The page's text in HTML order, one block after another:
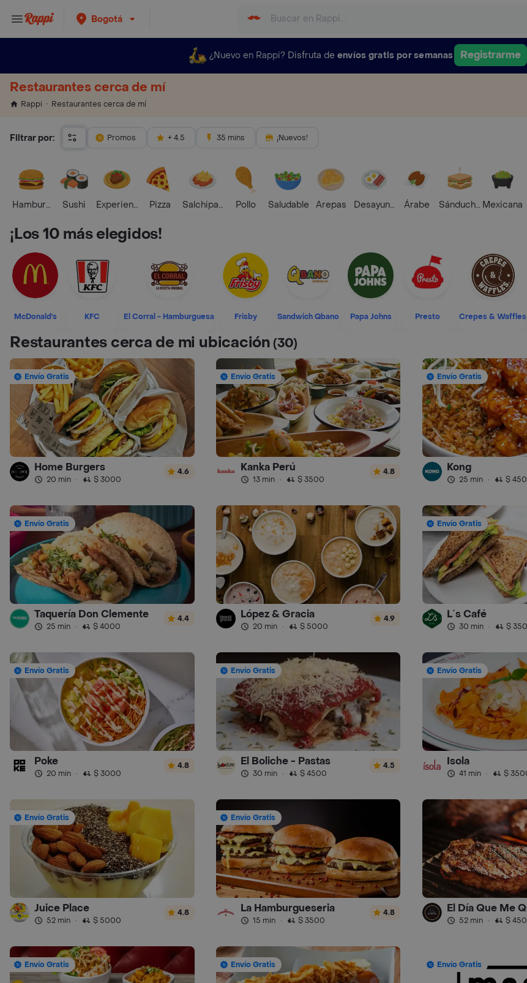
Bogotá
¿Nuevo en Rappi? Disfruta de envíos gratis por semanas Registrarme
Restaurantes cerca de mí
Rappi Restaurantes cerca de mí
Filtrar por: Promos + 4.5 35 mins ¡Nuevos!
HamburguesaSushi Experiencias Foodies
Pizza Salchipapas Pollo Saludable Arepas Desayunos Árabe SánduchesMexicana
¡Los 10 más elegidos!
McDonald's KFC El Corral - Hamburguesa Frisby Sandwich Qbano Papa Johns Presto Crepes & Waffles
Restaurantes cerca de mi ubicación(30)
Envío Gratis
Home Burgers
20 min · $ 3000
4.6
Envío Gratis
Kanka Perú
13 min · $ 3500
4.8
Envío Gratis
Kong
25 min · $
Envío Gratis
Taquería Don Clemente
25 min · $ 4000
4.4 López & Gracia
20 min · $ 5000
4.9
Envío Gratis
L´s Café
30 min · $
Envío Gratis
Poke
20 min · $ 3000
4.8
Envío Gratis
El Boliche - Pastas
30 min · $ 4500
4.5
Envío Gratis
Isola
41 min · $
Envío Gratis
Juice Place
52 min · $ 5000
4.8
Envío Gratis
La Hamburgueseria
15 min · $ 3500
4.8 El Día Que Me
52 min · $
Envío Gratis Envío Gratis Envío Gratis